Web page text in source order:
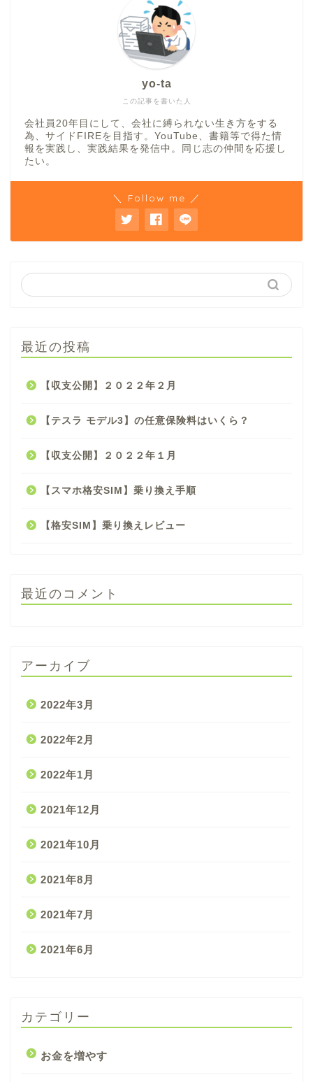
この記事を書いた人
yo-ta
会社員20年目にして、会社に縛られない生き方をする
為、サイドFIREを目指す。YouTube、書籍等で得た情
報を実践し、実践結果を発信中。同じ志の仲間を応援し
たい。
＼ Follow me ／
最近の投稿
【収支公開】２０２２年２月
【テスラ モデル3】の任意保険料はいくら？
【収支公開】２０２２年１月
【スマホ格安SIM】乗り換え手順
【格安SIM】乗り換えレビュー
最近のコメント
アーカイブ
2022年3月
2022年2月
2022年1月
2021年12月
2021年10月
2021年8月
2021年7月
2021年6月
カテゴリー
お金を増やす